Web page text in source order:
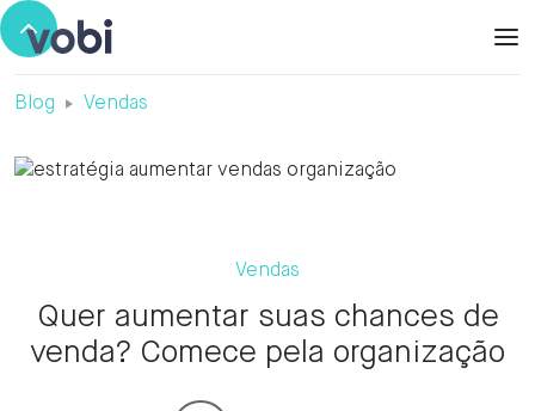
Blog Vendas
Vendas
Quer aumentar suas chances de
venda? Comece pela organização